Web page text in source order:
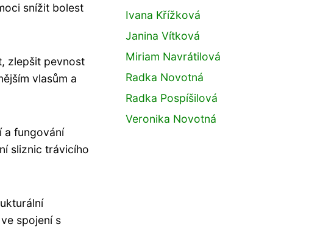
snížit bolest
zlepšit pevnost
vlasům a
a fungování
sliznic trávicího
spojení s
Ivana Křížková
Janina Vítková
Miriam Navrátilová
Radka Novotná
Radka Pospíšilová
Veronika Novotná